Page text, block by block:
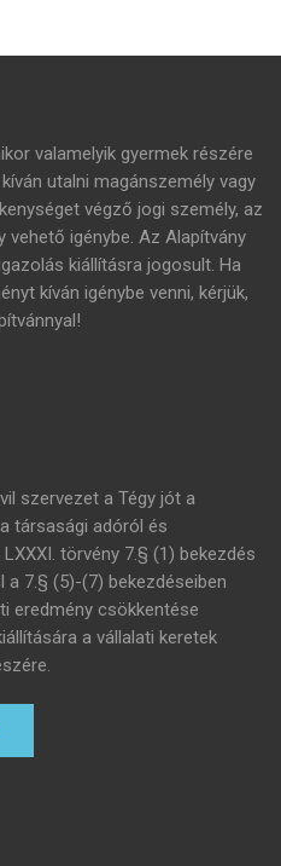
valamelyik gyermek részére
utalni magánszemély vagy
végző jogi személy, az
vehető igénybe. Az Alapítvány
kiállításra jogosult. Ha
kíván igénybe venni, kérjük,
szervezet a Tégy jót a
társasági adóról és
törvény 7.§ (1) bekezdés
7.§ (5)-(7) bekezdéseiben
eredmény csökkentése
a vállalati keretek